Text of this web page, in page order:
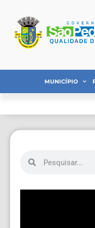
MUNICÍPIO